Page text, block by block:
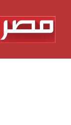
المحتوى